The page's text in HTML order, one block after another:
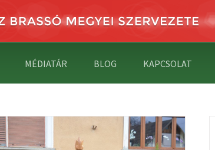
MÉDIATÁR BLOG KAPCSOLAT